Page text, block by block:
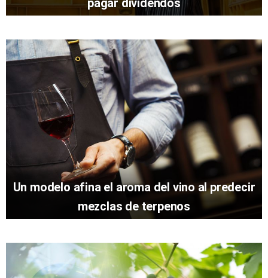
pagar dividendos
Un modelo afina el aroma del vino al predecir
mezclas de terpenos